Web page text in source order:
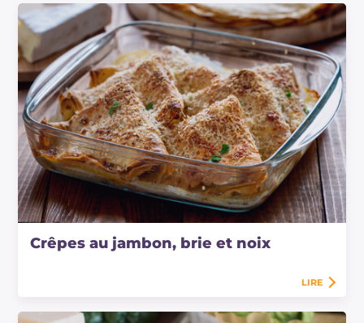
Crêpes au jambon, brie et noix
LIRE